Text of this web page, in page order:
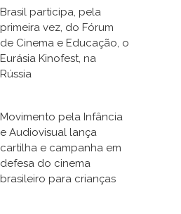
Brasil participa, pela
primeira vez, do Fórum
de Cinema e Educação, o
Eurásia Kinofest, na
Rússia
Movimento pela Infância
e Audiovisual lança
cartilha e campanha em
defesa do cinema
brasileiro para crianças